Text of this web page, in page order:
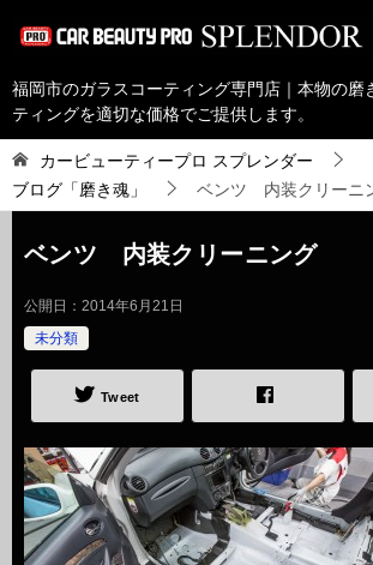
福岡市のガラスコーティング専門店｜本物の磨
ティングを適切な価格でご提供します。
カービューティープロ スプレンダー
ブログ「磨き魂」
ベンツ 内装クリーニ
ベンツ 内装クリーニング
公開日： 2014年6月21日
未分類
Tweet